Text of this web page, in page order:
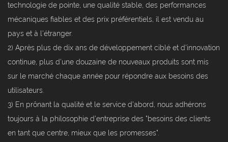
technologie de pointe, une qualité stable, des performances
mécaniques fiables et des prix préférentiels, il est vendu au
pays et à l'étranger.
2) Après plus de dix ans de développement ciblé et d'innovation
continue, plus d'une douzaine de nouveaux produits sont mis
sur le marché chaque année pour répondre aux besoins des
utilisateurs.
3) En prônant la qualité et le service d'abord, nous adhérons
toujours à la philosophie d'entreprise des "besoins des clients
en tant que centre, mieux que les promesses".